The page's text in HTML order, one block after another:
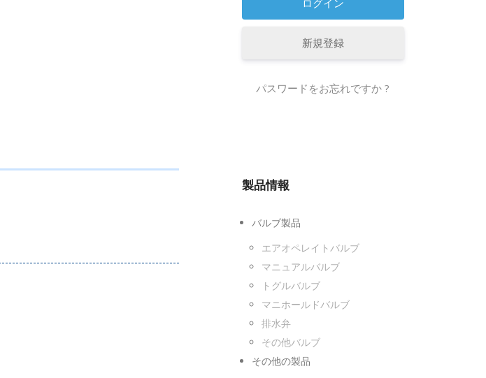
新規登録
パスワードをお忘れですか ?
製品情報
バルブ製品
エアオペレイトバルブ
マニュアルバルブ
トグルバルブ
マニホールドバルブ
排水弁
その他バルブ
その他の製品